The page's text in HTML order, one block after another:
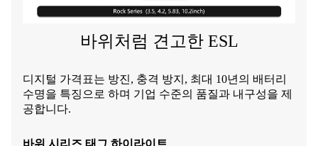
바위처럼 견고한 ESL
디지털 가격표는 방진, 충격 방지, 최대 10년의 배터리
수명을 특징으로 하며 기업 수준의 품질과 내구성을 제
공합니다.